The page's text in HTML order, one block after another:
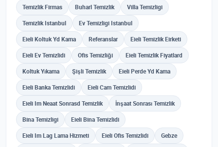
Temizlik Firmas Buharl Temizlik Villa Temizligi
Temizlik Istanbul Ev Temizligi Istanbul
Eieli Koltuk Yd Kama Referanslar Eieli Temizlik Eirketi
Eieli Ev Temizlidi Ofis Temizliği Eieli Temizlik Fiyatlard
Koltuk Yıkama Şişli Temizlik Eieli Perde Yd Kama
Eieli Banka Temizlidi Eieli Cam Temizlidi
Eieli Im Neaat Sonrasd Temizlik İnşaat Sonrası Temizlik
Bina Temizligi Eieli Bina Temizlidi
Eieli Im Lag Lama Hizmeti Eieli Ofis Temizlidi Gebze